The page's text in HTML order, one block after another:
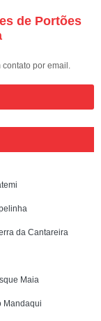
de Portões
contato por email.
da Cantareira
Maia
Mandaqui